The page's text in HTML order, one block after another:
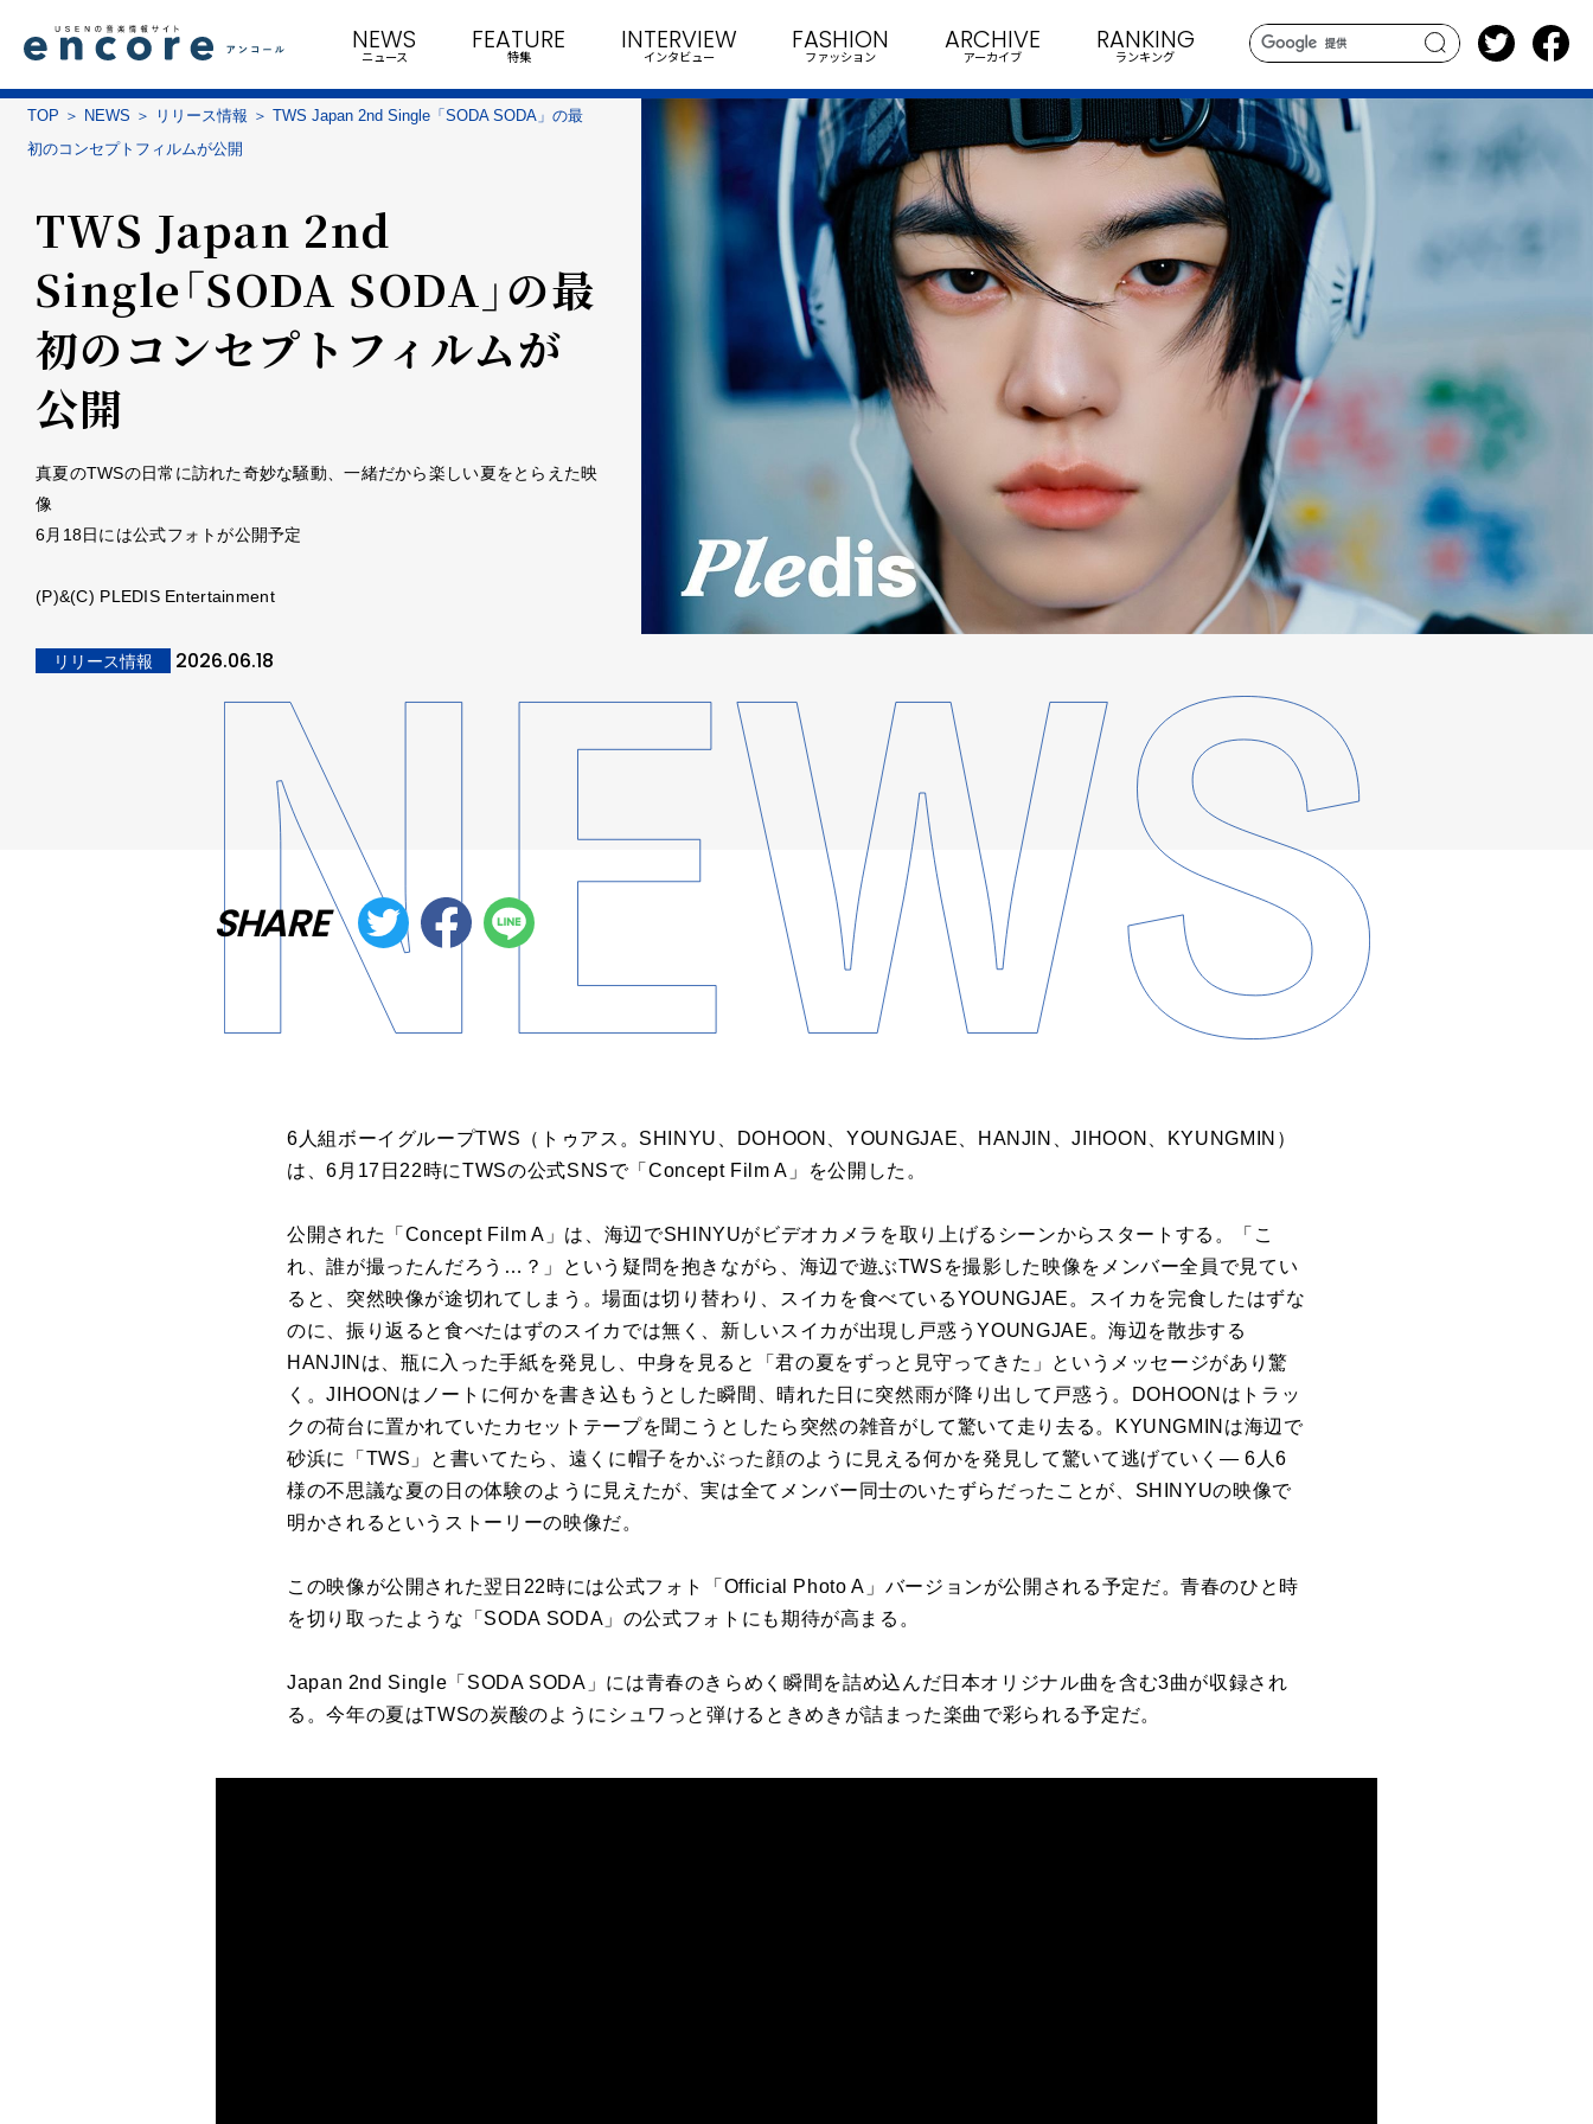
search
NEWS
ニュース
FEATURE
特集
INTERVIEW
インタビュー
FASHION
ファッション
ARCHIVE
アーカイブ
RANKING
ランキング
TOP NEWS リリース情報
TWS Japan 2nd Single「SODA SODA」の最
初のコンセプトフィルムが公開
TWS Japan 2nd
Single「SODA SODA」の最
初のコンセプトフィルムが
公開
真夏のTWSの日常に訪れた奇妙な騒動、一緒だから楽しい夏をとらえた映
像
6月18日には公式フォトが公開予定
(P)&(C) PLEDIS Entertainment
リリース情報 2026.06.18
SHARE
6人組ボーイグループTWS（トゥアス。SHINYU、DOHOON、YOUNGJAE、HANJIN、JIHOON、KYUNGMIN）
は、6月17日22時にTWSの公式SNSで「Concept Film A」を公開した。
公開された「Concept Film A」は、海辺でSHINYUがビデオカメラを取り上げるシーンからスタートする。「こ
れ、誰が撮ったんだろう…？」という疑問を抱きながら、海辺で遊ぶTWSを撮影した映像をメンバー全員で見てい
ると、突然映像が途切れてしまう。場面は切り替わり、スイカを食べているYOUNGJAE。スイカを完食したはずな
のに、振り返ると食べたはずのスイカでは無く、新しいスイカが出現し戸惑うYOUNGJAE。海辺を散歩する
HANJINは、瓶に入った手紙を発見し、中身を見ると「君の夏をずっと見守ってきた」というメッセージがあり驚
く。JIHOONはノートに何かを書き込もうとした瞬間、晴れた日に突然雨が降り出して戸惑う。DOHOONはトラッ
クの荷台に置かれていたカセットテープを聞こうとしたら突然の雑音がして驚いて走り去る。KYUNGMINは海辺で
砂浜に「TWS」と書いてたら、遠くに帽子をかぶった顔のように見える何かを発見して驚いて逃げていく— 6人6
様の不思議な夏の日の体験のように見えたが、実は全てメンバー同士のいたずらだったことが、SHINYUの映像で
明かされるというストーリーの映像だ。
この映像が公開された翌日22時には公式フォト「Official Photo A」バージョンが公開される予定だ。青春のひと時
を切り取ったような「SODA SODA」の公式フォトにも期待が高まる。
Japan 2nd Single「SODA SODA」には青春のきらめく瞬間を詰め込んだ日本オリジナル曲を含む3曲が収録され
る。今年の夏はTWSの炭酸のようにシュワっと弾けるときめきが詰まった楽曲で彩られる予定だ。